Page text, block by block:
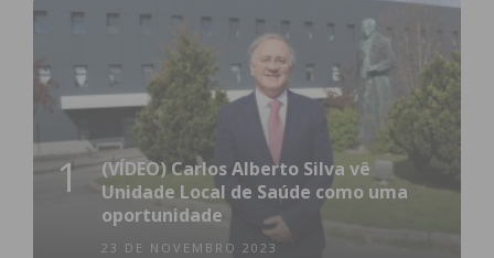
1
(VÍDEO) Carlos Alberto Silva vê
Unidade Local de Saúde como uma
oportunidade
23 DE NOVEMBRO 2023